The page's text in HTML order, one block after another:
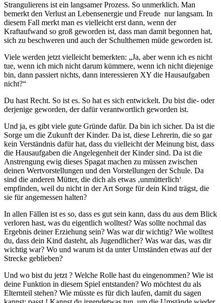
Strangulierens ist ein langsamer Prozess. So unmerklich. Man
bemerkt den Verlust an Lebensenergie und Freude nur langsam. In
diesem Fall merkt man es vielleicht erst dann, wenn der
Kraftaufwand so groß geworden ist, dass man damit begonnen hat,
sich zu beschweren und auch der Schulthemen müde geworden ist.
Viele werden jetzt vielleicht bemerkten: „Ja, aber wenn ich es nicht
tue, wenn ich mich nicht darum kümmere, wenn ich nicht diejenige
bin, dann passiert nichts, dann interessieren XY die Hausaufgaben
nicht?“
Du hast Recht. So ist es. So hat es sich entwickelt. Du bist die- oder
derjenige geworden, der dafür verantwortlich geworden ist.
Und ja, es gibt viele gute Gründe dafür. Da bin ich sicher. Da ist die
Sorge um die Zukunft der Kinder. Da ist, diese Lehrerin, die so gar
kein Verständnis dafür hat, dass du vielleicht der Meinung bist, dass
die Hausaufgaben die Angelegenheit der Kinder sind. Da ist die
Anstrengung ewig dieses Spagat machen zu müssen zwischen
deinen Wertvorstellungen und den Vorstellungen der Schule. Da
sind die anderen Mütter, die dich als etwas ‚unmütterlich‘
empfinden, weil du nicht in der Art Sorge für dein Kind trägst, die
sie für angemessen halten?
In allen Fällen ist es so, dass es gut sein kann, dass du aus dem Blick
verloren hast, was du eigentlich wolltest? Was sollte nochmal das
Ergebnis deiner Erziehung sein? Was war dir wichtig? Wie wolltest
du, dass dein Kind dasteht, als Jugendlicher? Was war das, was dir
wichtig war? Wo und warum ist da unter Umständen etwas auf der
Strecke geblieben?
Und wo bist du jetzt ? Welche Rolle hast du eingenommen? Wie ist
deine Funktion in diesem Spiel entstanden? Wo möchtest du als
Elternteil stehen? Wie müsste es für dich laufen, damit du sagen